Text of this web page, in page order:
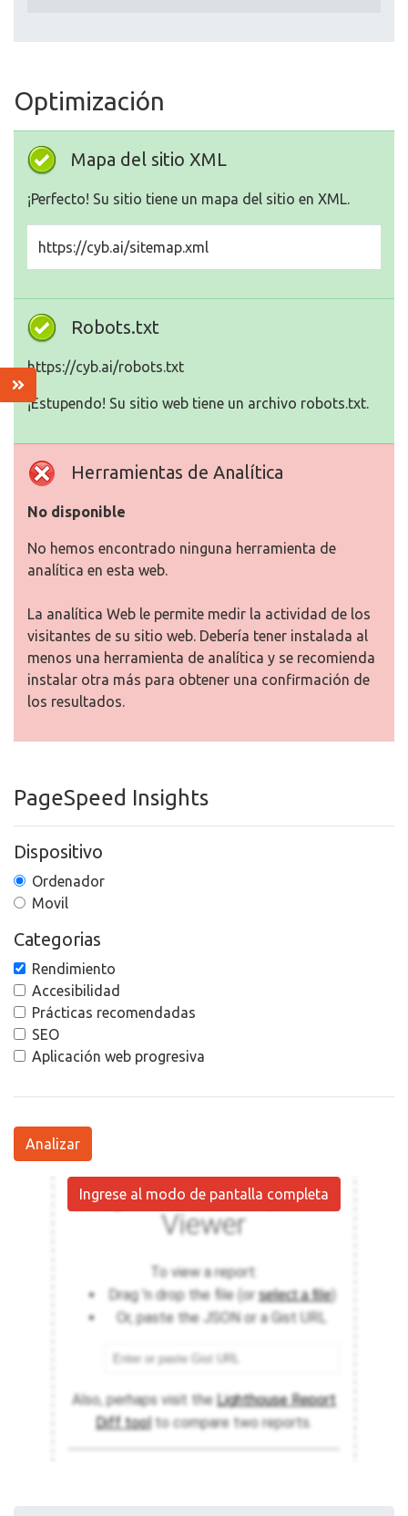
Optimización
Mapa del sitio XML
¡Perfecto! Su sitio tiene un mapa del sitio en XML.
https://cyb.ai/sitemap.xml
Robots.txt
https://cyb.ai/robots.txt
¡Estupendo! Su sitio web tiene un archivo robots.txt.
Herramientas de Analítica
No disponible
No hemos encontrado ninguna herramienta de
analítica en esta web.
La analítica Web le permite medir la actividad de los
visitantes de su sitio web. Debería tener instalada al
menos una herramienta de analítica y se recomienda
instalar otra más para obtener una confirmación de
los resultados.
PageSpeed Insights
Dispositivo
Ordenador
Movil
Categorias
Rendimiento
Accesibilidad
Prácticas recomendadas
SEO
Aplicación web progresiva
Analizar
Ingrese al modo de pantalla completa